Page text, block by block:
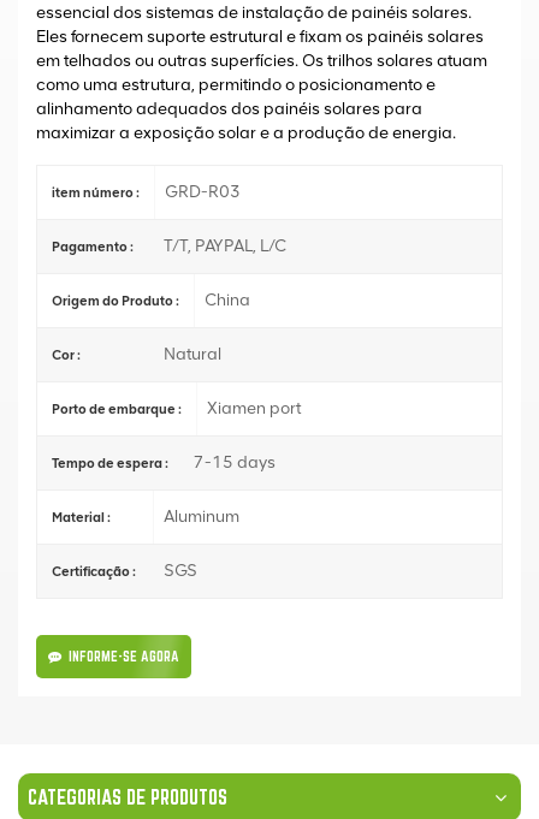
essencial dos sistemas de instalação de painéis solares.
Eles fornecem suporte estrutural e fixam os painéis solares
em telhados ou outras superfícies. Os trilhos solares atuam
como uma estrutura, permitindo o posicionamento e
alinhamento adequados dos painéis solares para
maximizar a exposição solar e a produção de energia.
item número : GRD-R03
Pagamento : T/T, PAYPAL, L/C
Origem do Produto : China
Cor : Natural
Porto de embarque : Xiamen port
Tempo de espera : 7-15 days
Material : Aluminum
Certificação : SGS
INFORME-SE AGORA
CATEGORIAS DE PRODUTOS